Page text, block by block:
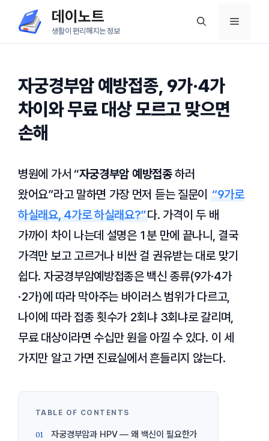
츠
데이노트
생활이 편리해지는 정보
메
자궁경부암 예방접종, 9가·4가
차이와 무료 대상 모르고 맞으면
손해
병원에 가서 “자궁경부암 예방접종하러
왔어요”라고 말하면 가장 먼저 듣는 질문이 “9가로
하실래요, 4가로 하실래요?”다. 가격이 두 배
가까이 차이 나는데 설명은 1분 만에 끝나니, 결국
가격만 보고 고르거나 비싼 걸 권유받는 대로 맞기
쉽다. 자궁경부암예방접종은 백신 종류(9가·4가
·2가)에 따라 막아주는 바이러스 범위가 다르고,
나이에 따라 접종 횟수가 2회냐 3회냐로 갈리며,
무료 대상이라면 수십만 원을 아낄 수 있다. 이 세
가지만 알고 가면 진료실에서 흔들리지 않는다.
자궁경부암과 HPV — 왜 백신이 필요한가